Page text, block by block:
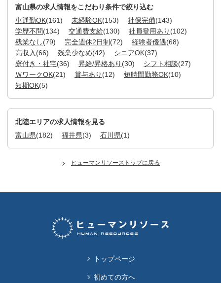
富山県の求人情報をこだわり条件で絞り込む
車通勤OK(161) 未経験OK(153) 社保完備(143)
学歴不問(134) 交通費支給(130) 社員登用あり (102)
残業なし(79) 完全週休2日制 (72) 経験者優遇(68)
高収入 (66) 残業少なめ(42) シニアOK(37)
寮付き・社宅(36) 昇給/昇格あり (30) シフト相談(27)
ＷワークOK(21) 賞与あり (12) 短時間勤務OK(10)
短期OK(5)
北陸エリアの求人情報を見る
富山県(182) 福井県(3) 石川県(1)
ヒューマンリソーストップに戻る
トップページ
初めての方へ